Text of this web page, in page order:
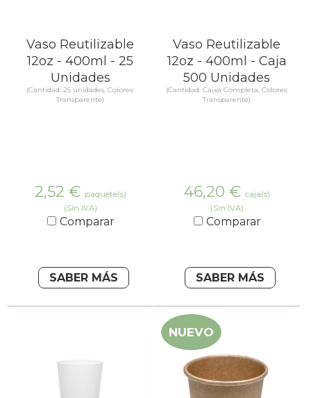
Vaso Reutilizable
12oz - 400ml - 25
Unidades
(Cantidad: 25 unidades, Colores:
Transparente)
2,52 € paquete(s)
(Sin IVA)
Comparar
SABER MÁS
Vaso Reutilizable
12oz - 400ml - Caja
500 Unidades
(Cantidad: Caixa Completa, Colores:
Transparente)
46,20 € caja(s)
(Sin IVA)
Comparar
SABER MÁS
NUEVO